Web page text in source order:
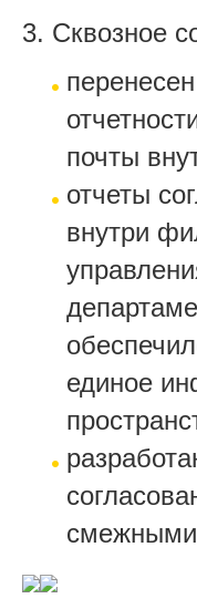
3. Сквозное
почты
отчеты
внутри
единое
смежными